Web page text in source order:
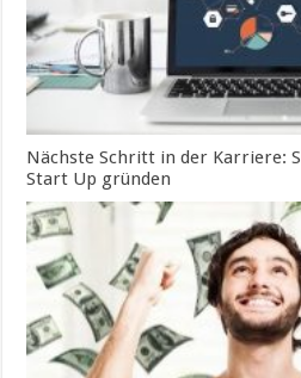
Nächste Schritt in der Karriere:
Start Up gründen